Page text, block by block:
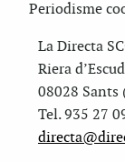
Periodisme
La Directa
Riera
08028 Sants
Tel. 935 27